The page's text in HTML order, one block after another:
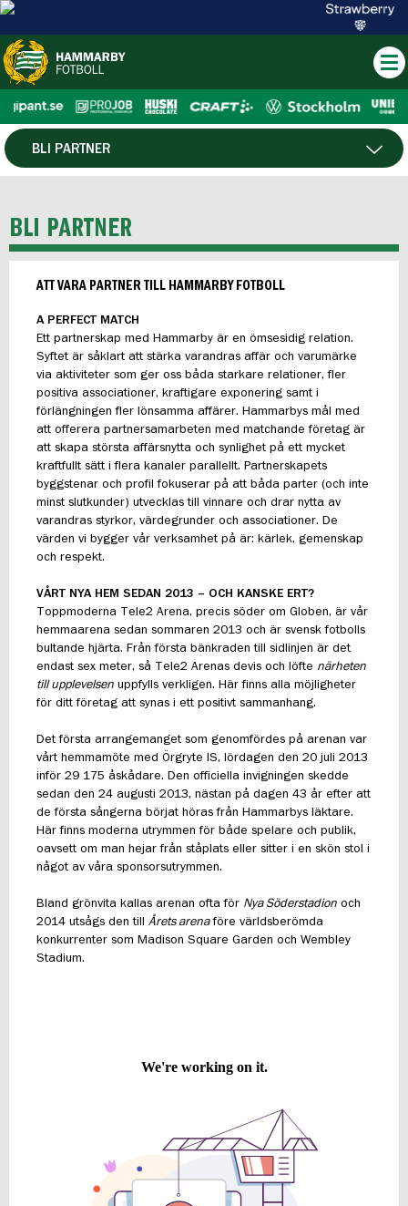
EVENTPAKET
BLI PARTNER
BLI PARTNER
ATT VARA PARTNER TILL HAMMARBY FOTBOLL
A PERFECT MATCH
Ett partnerskap med Hammarby är en ömsesidig relation.
Syftet är såklart att stärka varandras affär och varumärke
via aktiviteter som ger oss båda starkare relationer, fler
positiva associationer, kraftigare exponering samt i
förlängningen fler lönsamma affärer. Hammarbys mål med
att offerera partnersamarbeten med matchande företag är
att skapa största affärsnytta och synlighet på ett mycket
kraftfullt sätt i flera kanaler parallellt. Partnerskapets
byggstenar och profil fokuserar på att båda parter (och inte
minst slutkunder) utvecklas till vinnare och drar nytta av
varandras styrkor, värdegrunder och associationer. De
värden vi bygger vår verksamhet på är: kärlek, gemenskap
och respekt.
VÅRT NYA HEM SEDAN 2013 – OCH KANSKE ERT?
Toppmoderna Tele2 Arena, precis söder om Globen, är vår
hemmaarena sedan sommaren 2013 och är svensk fotbolls
bultande hjärta. Från första bänkraden till sidlinjen är det
endast sex meter, så Tele2 Arenas devis och löfte närheten
till upplevelsen uppfylls verkligen. Här finns alla möjligheter
för ditt företag att synas i ett positivt sammanhang.
Det första arrangemanget som genomfördes på arenan var
vårt hemmamöte med Örgryte IS, lördagen den 20 juli 2013
inför 29 175 åskådare. Den officiella invigningen skedde
sedan den 24 augusti 2013, nästan på dagen 43 år efter att
de första sångerna börjat höras från Hammarbys läktare.
Här finns moderna utrymmen för både spelare och publik,
oavsett om man hejar från ståplats eller sitter i en skön stol i
något av våra sponsorsutrymmen.
Bland grönvita kallas arenan ofta för Nya Söderstadion och
2014 utsågs den till Årets arenaföre världsberömda
konkurrenter som Madison Square Garden och Wembley
Stadium.